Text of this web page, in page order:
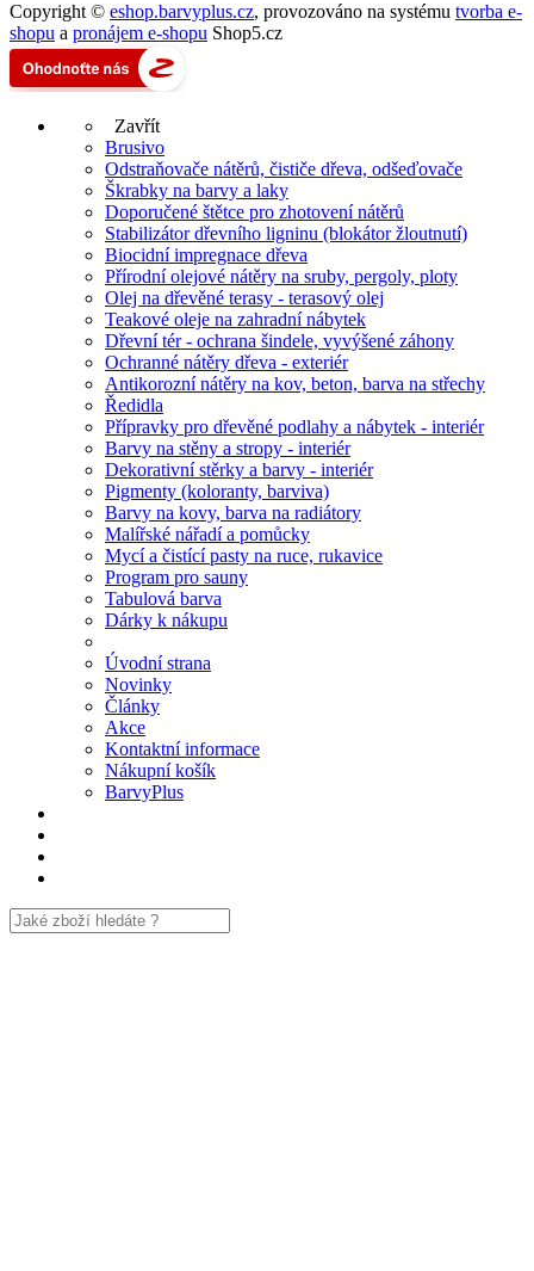
Copyright © eshop.barvyplus.cz, provozováno na systému tvorba e-
shopu a pronájem e-shopu Shop5.cz
Zavřít
Brusivo
Odstraňovače nátěrů, čističe dřeva, odšeďovače
Škrabky na barvy a laky
Doporučené štětce pro zhotovení nátěrů
Stabilizátor dřevního ligninu (blokátor žloutnutí)
Biocidní impregnace dřeva
Přírodní olejové nátěry na sruby, pergoly, ploty
Olej na dřevěné terasy - terasový olej
Teakové oleje na zahradní nábytek
Dřevní tér - ochrana šindele, vyvýšené záhony
Ochranné nátěry dřeva - exteriér
Antikorozní nátěry na kov, beton, barva na střechy
Ředidla
Přípravky pro dřevěné podlahy a nábytek - interiér
Barvy na stěny a stropy - interiér
Dekorativní stěrky a barvy - interiér
Pigmenty (koloranty, barviva)
Barvy na kovy, barva na radiátory
Malířské nářadí a pomůcky
Mycí a čistící pasty na ruce, rukavice
Program pro sauny
Tabulová barva
Dárky k nákupu
Úvodní strana
Novinky
Články
Akce
Kontaktní informace
Nákupní košík
BarvyPlus